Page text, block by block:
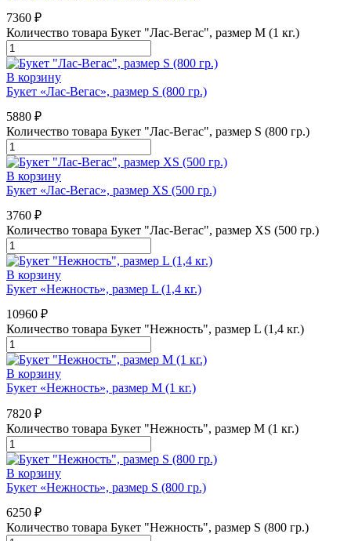
7360 ₽
Количество товара Букет "Лас-Вегас", размер M (1 кг.)
В корзину
Букет «Лас-Вегас», размер S (800 гр.)
5880 ₽
Количество товара Букет "Лас-Вегас", размер S (800 гр.)
В корзину
Букет «Лас-Вегас», размер XS (500 гр.)
3760 ₽
Количество товара Букет "Лас-Вегас", размер XS (500 гр.)
В корзину
Букет «Нежность», размер L (1,4 кг.)
10960 ₽
Количество товара Букет "Нежность", размер L (1,4 кг.)
В корзину
Букет «Нежность», размер M (1 кг.)
7820 ₽
Количество товара Букет "Нежность", размер M (1 кг.)
В корзину
Букет «Нежность», размер S (800 гр.)
6250 ₽
Количество товара Букет "Нежность", размер S (800 гр.)